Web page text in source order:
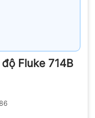
Fluke 714B
86